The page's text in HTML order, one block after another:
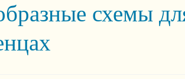
схемы